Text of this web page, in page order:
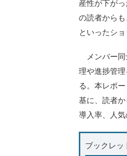
産性が下が
の読者から
といったシ
メンバー同
理や進捗管
る。本レポ
基に、読者
導入率、人気
ブックレッ